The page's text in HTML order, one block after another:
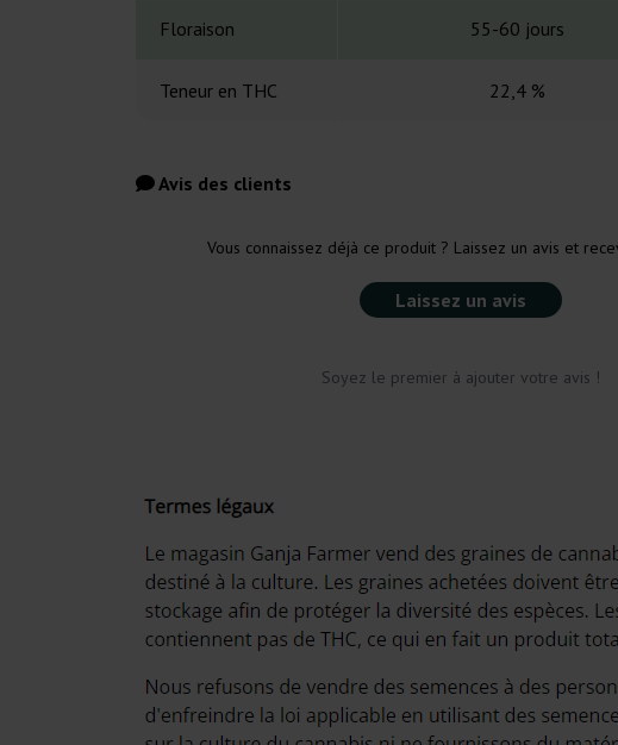
Floraison 55-60 jours
Teneur en THC 22,4 %
Avis des clients
Vous connaissez déjà ce produit ? Laissez un avis et
Laissez un avis
Soyez le premier à ajouter votre avis !